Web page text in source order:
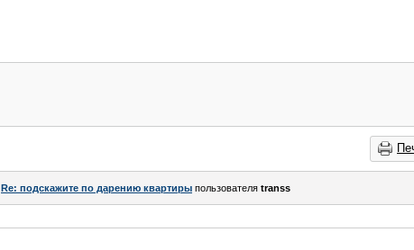
Re: подскажите по дарению квартиры пользователя transs